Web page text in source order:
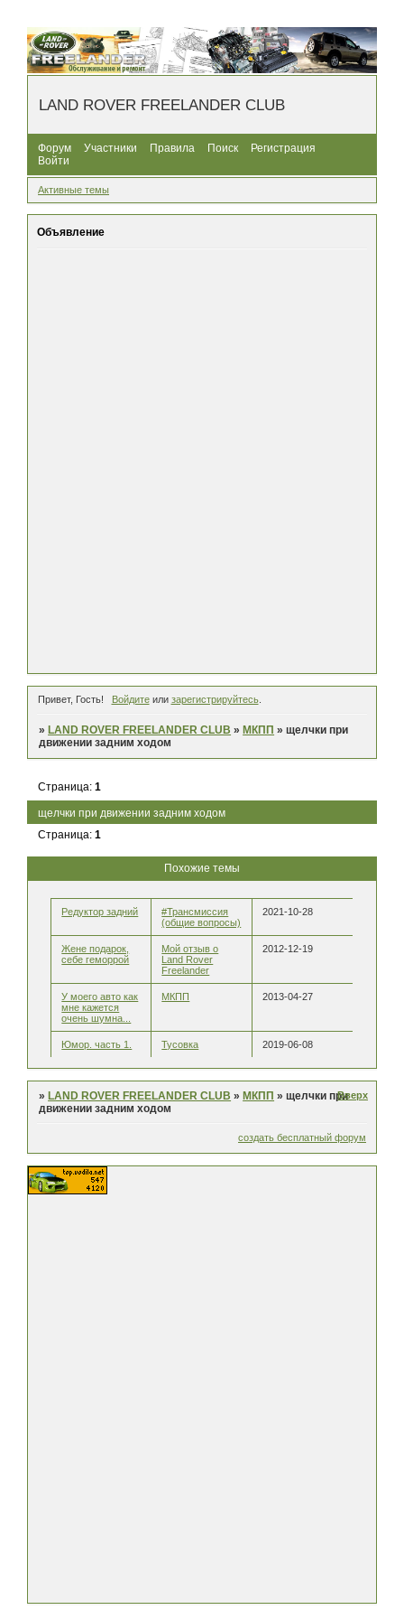
LAND ROVER FREELANDER CLUB
Форум Участники Правила Поиск
Регистрация
Войти
Активные темы
Объявление
Привет, Гость! Войдитеили зарегистрируйтесь.
» LAND ROVER FREELANDER CLUB » МКПП »щелчки при
движении задним ходом
щелчки при движении задним ходом
Страница:1
Страница:1
Похожие темы
Редуктор задний
#Трансмиссия
(общие вопросы)
2021-10-28
Жене подарок,
себе геморрой
Мой отзыв о
Land Rover
Freelander
2012-12-19
У моего авто как
мне кажется
очень шумна...
МКПП 2013-04-27
Юмор. часть 1. Тусовка 2019-06-08
» LAND ROVER FREELANDER CLUB » МКПП »щелчки при
движении задним ходом
Вверх
создать бесплатный форум